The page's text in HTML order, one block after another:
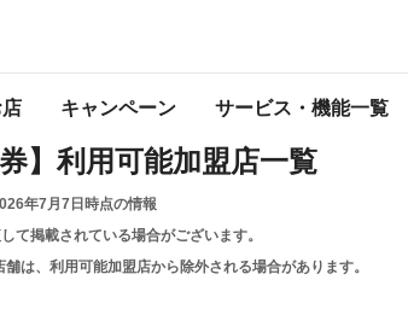
キャンペーン サービス・機能一覧
戸田市
】利用可能加盟店一覧
年7月7日 時点の情報
て掲載されている場合がございます。
は、利用可能加盟店から除外される場合があります。